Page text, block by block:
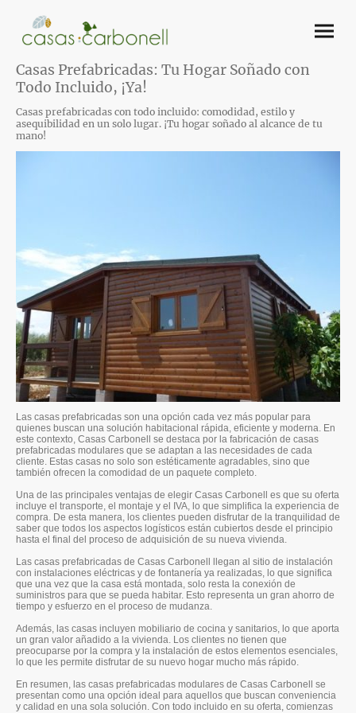
Casas Prefabricadas: Tu Hogar Soñado con
Todo Incluido, ¡Ya!
Casas prefabricadas con todo incluido: comodidad, estilo y
asequibilidad en un solo lugar. ¡Tu hogar soñado al alcance de tu
mano!
Las casas prefabricadas son una opción cada vez más popular para
quienes buscan una solución habitacional rápida, eficiente y moderna. En
este contexto, Casas Carbonell se destaca por la fabricación de casas
prefabricadas modulares que se adaptan a las necesidades de cada
cliente. Estas casas no solo son estéticamente agradables, sino que
también ofrecen la comodidad de un paquete completo.
Una de las principales ventajas de elegir Casas Carbonell es que su oferta
incluye el transporte, el montaje y el IVA, lo que simplifica la experiencia de
compra. De esta manera, los clientes pueden disfrutar de la tranquilidad de
saber que todos los aspectos logísticos están cubiertos desde el principio
hasta el final del proceso de adquisición de su nueva vivienda.
Las casas prefabricadas de Casas Carbonell llegan al sitio de instalación
con instalaciones eléctricas y de fontanería ya realizadas, lo que significa
que una vez que la casa está montada, solo resta la conexión de
suministros para que se pueda habitar. Esto representa un gran ahorro de
tiempo y esfuerzo en el proceso de mudanza.
Además, las casas incluyen mobiliario de cocina y sanitarios, lo que aporta
un gran valor añadido a la vivienda. Los clientes no tienen que
preocuparse por la compra y la instalación de estos elementos esenciales,
lo que les permite disfrutar de su nuevo hogar mucho más rápido.
En resumen, las casas prefabricadas modulares de Casas Carbonell se
presentan como una opción ideal para aquellos que buscan conveniencia
y calidad en una sola solución. Con todo incluido en su oferta, comienzas